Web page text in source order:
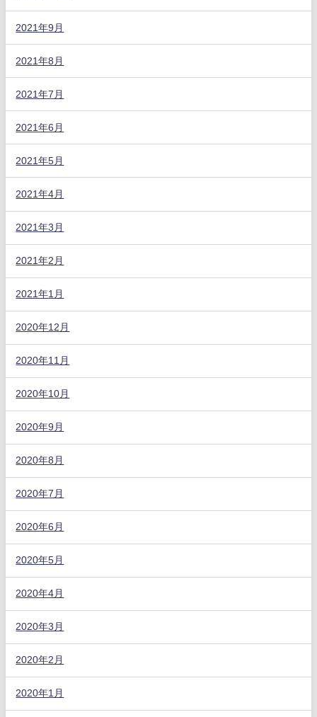
2021年9月
2021年8月
2021年7月
2021年6月
2021年5月
2021年4月
2021年3月
2021年2月
2021年1月
2020年12月
2020年11月
2020年10月
2020年9月
2020年8月
2020年7月
2020年6月
2020年5月
2020年4月
2020年3月
2020年2月
2020年1月